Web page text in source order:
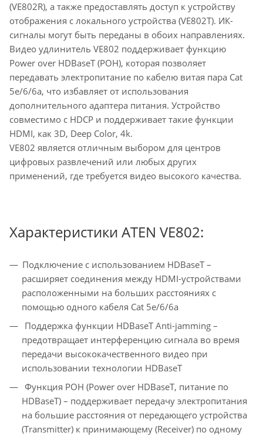
(VE802R), а также предоставлять доступ к устройству
отображения с локального устройства (VE802T). ИК-
сигналы могут быть переданы в обоих направлениях.
Видео удлинитель VE802 поддерживает функцию
Power over HDBaseT (POH), которая позволяет
передавать электропитание по кабелю витая пара Cat
5e/6/6a, что избавляет от использования
дополнительного адаптера питания. Устройство
совместимо с HDCP и поддерживает такие функции
HDMI, как 3D, Deep Color, 4k.
VE802 является отличным выбором для центров
цифровых развлечений или любых других
применений, где требуется видео высокого качества.
Характеристики ATEN VE802:
Подключение с использованием HDBaseT –
расширяет соединения между HDMI-устройствами
расположенными на больших расстояниях с
помощью одного кабеля Cat 5e/6/6a
Поддержка функции HDBaseT Anti-jamming –
предотвращает интерференцию сигнала во время
передачи высококачественного видео при
использовании технологии HDBaseT
Функция POH (Power over HDBaseT, питание по
HDBaseT) – поддерживает передачу электропитания
на большие расстояния от передающего устройства
(Transmitter) к принимающему (Receiver) по одному